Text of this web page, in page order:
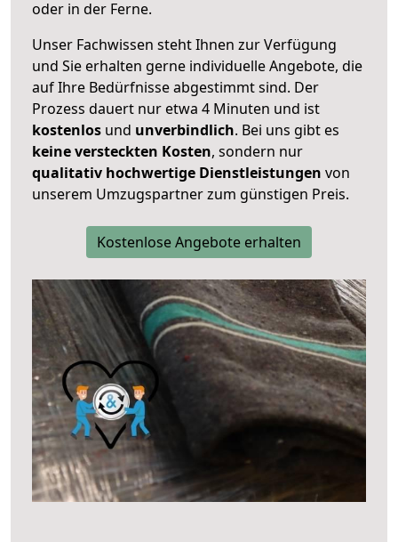
oder in der Ferne.
Unser Fachwissen steht Ihnen zur Verfügung
und Sie erhalten gerne individuelle Angebote, die
auf Ihre Bedürfnisse abgestimmt sind. Der
Prozess dauert nur etwa 4 Minuten und ist
kostenlos und unverbindlich. Bei uns gibt es
keine versteckten Kosten, sondern nur
qualitativ hochwertige Dienstleistungen von
unserem Umzugspartner zum günstigen Preis.
Kostenlose Angebote erhalten